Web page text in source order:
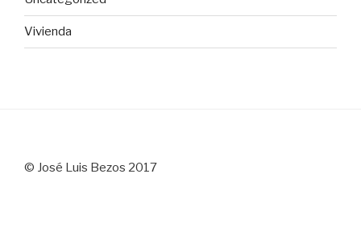
Vivienda
© José Luis Bezos 2017